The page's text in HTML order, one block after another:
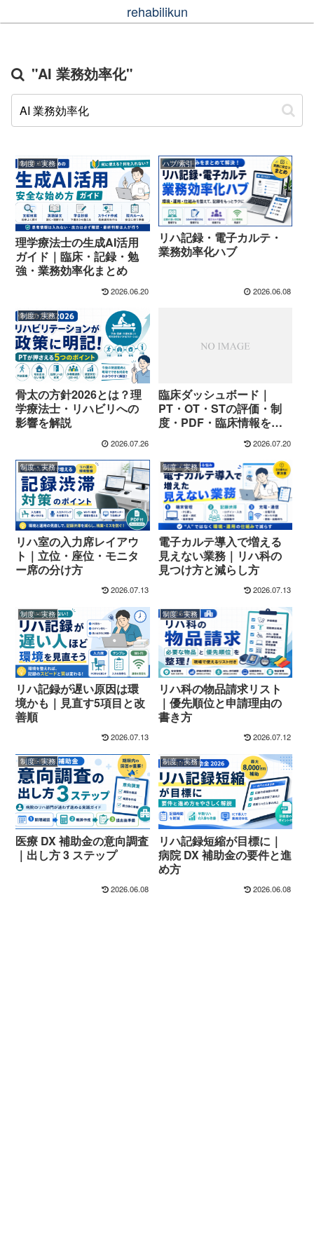
rehabilikun
"AI 業務効率化"
制度・実務
理学療法士の生成AI活用
ガイド｜臨床・記録・勉
強・業務効率化まとめ
2026.06.20
ハブ/索引
リハ記録・電子カルテ・
業務効率化ハブ
2026.06.08
制度・実務
骨太の方針2026とは？理
学療法士・リハビリへの
影響を解説
2026.07.26
臨床ダッシュボード｜
PT・OT・STの評価・制
度・PDF・臨床情報を探
2026.07.20
制度・実務
リハ室の入力席レイアウ
ト｜立位・座位・モニタ
ー席の分け方
2026.07.13
制度・実務
電子カルテ導入で増える
見えない業務｜リハ科の
見つけ方と減らし方
2026.07.13
制度・実務
リハ記録が遅い原因は環
境かも｜見直す5項目と改
善順
2026.07.13
制度・実務
リハ科の物品請求リスト
｜優先順位と申請理由の
書き方
2026.07.12
制度・実務
医療 DX 補助金の意向調査
｜出し方 3 ステップ
2026.06.08
制度・実務
リハ記録短縮が目標に｜
病院 DX 補助金の要件と進
め方
2026.06.08